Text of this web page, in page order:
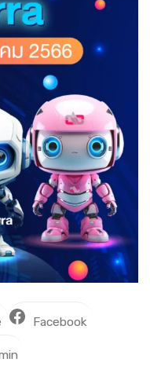
Facebook